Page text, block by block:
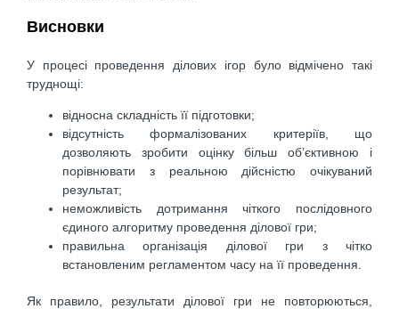
Висновки
У процесі проведення ділових ігор було відмічено такі
труднощі:
відносна складність її підготовки;
відсутність формалізованих критеріїв, що
дозволяють зробити оцінку більш об’єктивною і
порівнювати з реальною дійсністю очікуваний
результат;
неможливість дотримання чіткого послідовного
єдиного алгоритму проведення ділової гри;
правильна організація ділової гри з чітко
встановленим регламентом часу на її проведення.
Як правило, результати ділової гри не повторюються,